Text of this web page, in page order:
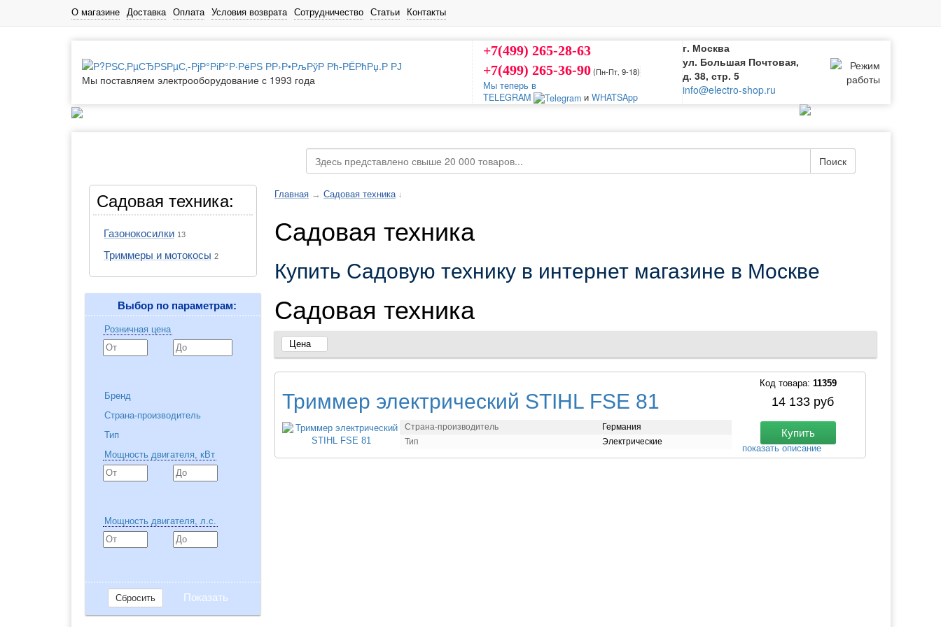
О магазине Доставка Оплата Условия возврата Сотрудничество Статьи Контакты
Мы поставляем электрооборудование с 1993 года
+7(499) 265-28-63
+7(499) 265-36-90(Пн-Пт‚ 9-18)
Мы теперь в
TELEGRAM
и WHATSApp
г. Москва
ул. Большая Почтовая,
д. 38, стр. 5
info@electro-shop.ru
Поиск
Садовая техника:
Газонокосилки 13
Триммеры и мотокосы 2
Выбор по параметрам:
Розничная цена
Бренд
Honda Sthil
Страна-производитель
Германия
Тип
Бензиновые Электрические
Мощность двигателя, кВт
Мощность двигателя, л.с.
Сбросить
Главная → Садовая техника ↓
Садовая техника
Купить Садовую технику в интернет магазине в Москве
Садовая техника
Цена
Триммер электрический STIHL FSE 81
Код товара: 11359
14 133 руб
Купить
Страна-производитель
Германия
Тип
Электрические
показать описание
Для поддержания травяного покрова на приусадебном участке в аккуратном состоянии еще совсем недавно использовался ручной